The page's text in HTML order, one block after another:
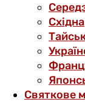
Східна
Святкове